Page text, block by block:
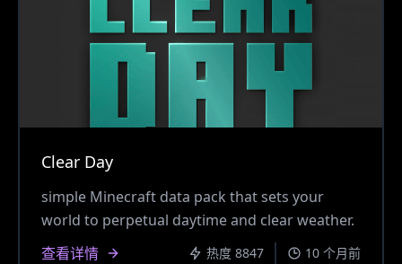
Clear Day
simple Minecraft data pack that sets your
world to perpetual daytime and clear weather.
查看详情
热度 8847 10 个月前